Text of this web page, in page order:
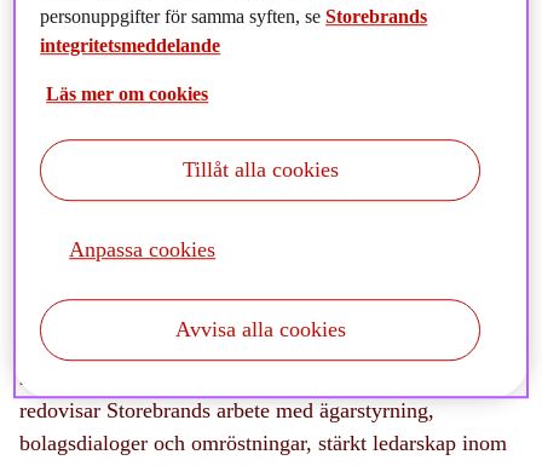
Läs vår senaste Sustainable
Vår senaste rapport SIR Q2 2026 belyser
klimatförändringar och förlust av biologisk mångfald
som sammanlänkade utmaningar för investerare. Vi
redovisar Storebrands arbete med ägarstyrning,
bolagsdialoger och omröstningar, stärkt ledarskap inom
personuppgifter för samma syften, seStorebrands
integritetsmeddelande
Läs mer om cookies
Anpassa cookies
Avvisa alla cookies
Tillåt alla cookies